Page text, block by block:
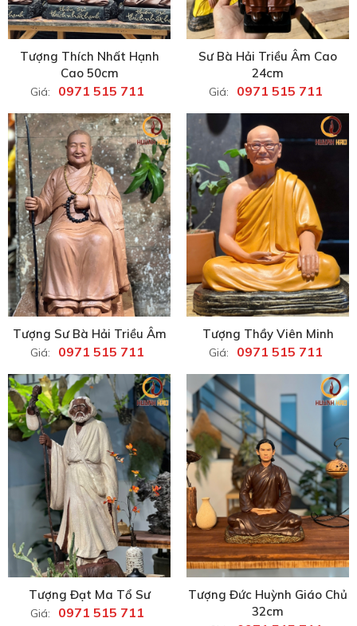
Tượng Thích Nhất Hạnh
Cao 50cm
Giá: 0971 515 711
Sư Bà Hải Triều Âm Cao
24cm
Giá: 0971 515 711
Tượng Sư Bà Hải Triều Âm
Giá: 0971 515 711
Tượng Thầy Viên Minh
Giá: 0971 515 711
Tượng Đạt Ma Tổ Sư
Giá: 0971 515 711
Tượng Đức Huỳnh Giáo Chủ
32cm